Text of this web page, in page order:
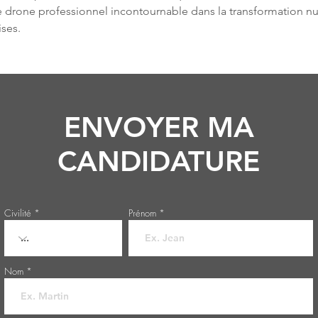
drone professionnel incontournable dans la transformation
ENVOYER MA
CANDIDATURE
Civilité Prénom
Nom